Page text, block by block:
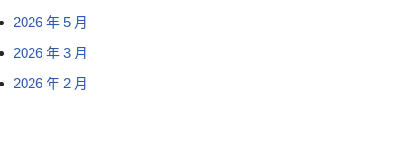
2026 年 5 月
2026 年 3 月
2026 年 2 月